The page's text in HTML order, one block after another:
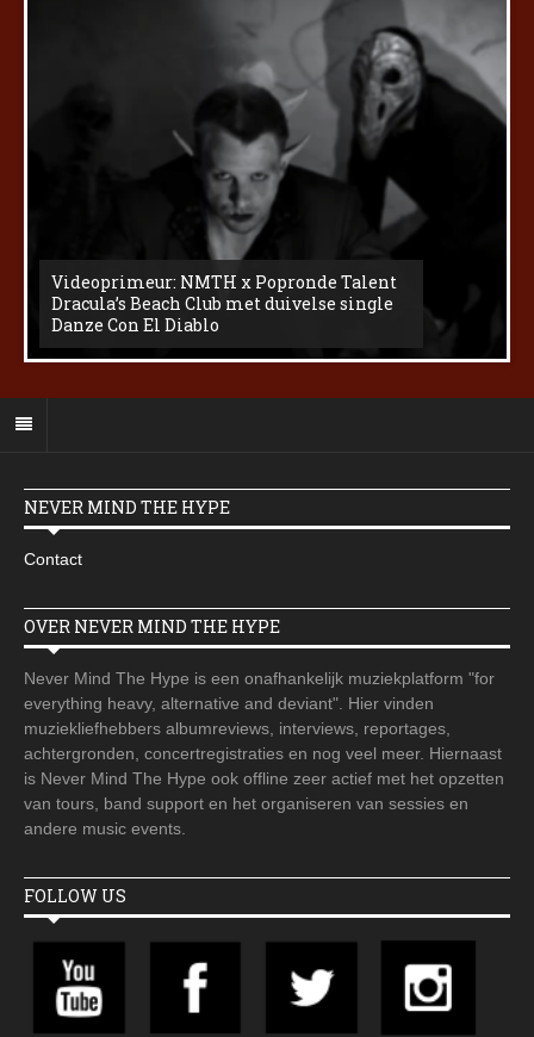
Videoprimeur: NMTH x Popronde Talent
Dracula’s Beach Club met duivelse single
Danze Con El Diablo
NEVER MIND THE HYPE
Contact
OVER NEVER MIND THE HYPE
Never Mind The Hype is een onafhankelijk muziekplatform "for
everything heavy, alternative and deviant". Hier vinden
muziekliefhebbers albumreviews, interviews, reportages,
achtergronden, concertregistraties en nog veel meer. Hiernaast
is Never Mind The Hype ook offline zeer actief met het opzetten
van tours, band support en het organiseren van sessies en
andere music events.
FOLLOW US